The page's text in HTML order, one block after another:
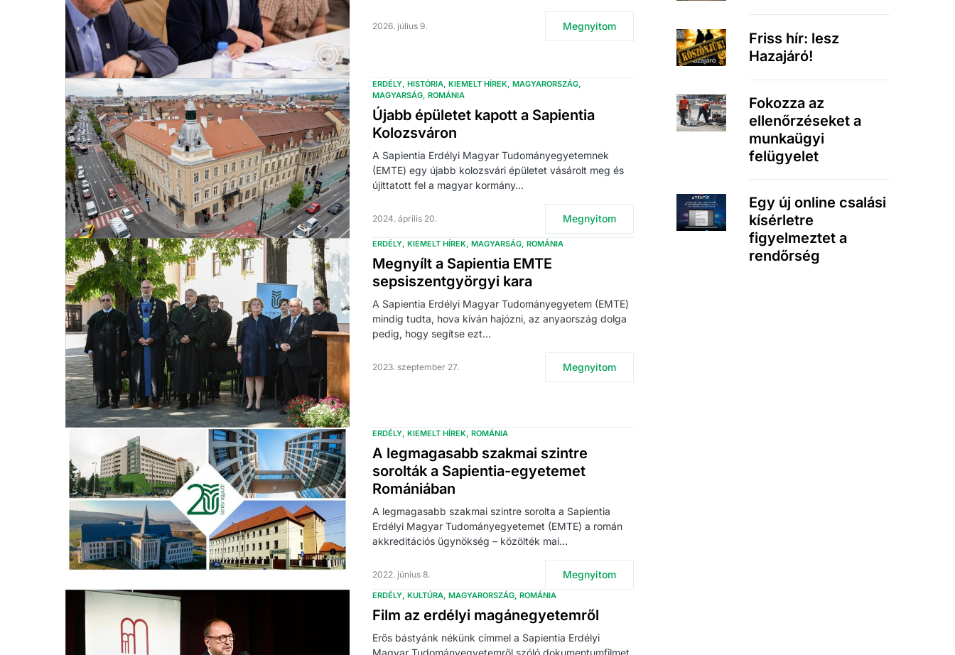
2026. július 9. Megnyitom
ERDÉLY HISTÓRIA KIEMELT HÍREK MAGYARORSZÁG
MAGYARSÁG ROMÁNIA
Újabb épületet kapott a Sapientia
Kolozsváron
A Sapientia Erdélyi Magyar Tudományegyetemnek
(EMTE) egy újabb kolozsvári épületet vásárolt meg és
újíttatott fel a magyar kormány…
2024. április 20. Megnyitom
ERDÉLY KIEMELT HÍREK MAGYARSÁG ROMÁNIA
Megnyílt a Sapientia EMTE
sepsiszentgyörgyi kara
A Sapientia Erdélyi Magyar Tudományegyetem (EMTE)
mindig tudta, hova kíván hajózni, az anyaország dolga
pedig, hogy segítse ezt…
2023. szeptember 27. Megnyitom
ERDÉLY KIEMELT HÍREK ROMÁNIA
A legmagasabb szakmai szintre
sorolták a Sapientia-egyetemet
Romániában
A legmagasabb szakmai szintre sorolta a Sapientia
Erdélyi Magyar Tudományegyetemet (EMTE) a román
akkreditációs ügynökség – közölték mai…
2022. június 8. Megnyitom
ERDÉLY KULTÚRA MAGYARORSZÁG ROMÁNIA
Film az erdélyi magánegyetemről
Erős bástyánk nékünk címmel a Sapientia Erdélyi
Magyar Tudományegyetemről szóló dokumentumfilmet
Friss hír: lesz
Hazajáró!
Fokozza az
ellenőrzéseket a
munkaügyi
felügyelet
Egy új online csalási
kísérletre
figyelmeztet a
rendőrség